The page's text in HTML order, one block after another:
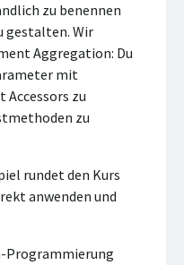
zu benennen
gestalten. Wir
Aggregation: Du
mit
zu
zu
rundet den Kurs
anwenden und
Programmierung